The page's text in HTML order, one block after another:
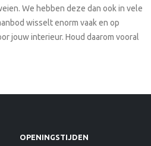
We hebben deze dan ook in vele
wisselt enorm vaak en op
jouw interieur. Houd daarom vooral
OPENINGSTIJDEN